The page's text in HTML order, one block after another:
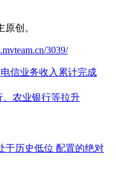
创。
3039/
信业务收入累计完成
农业银行等拉升